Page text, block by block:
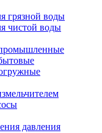
грязной воды
чистой воды
давления